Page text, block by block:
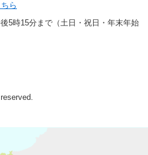
ら
5時15分まで（土日・祝日・年末年始